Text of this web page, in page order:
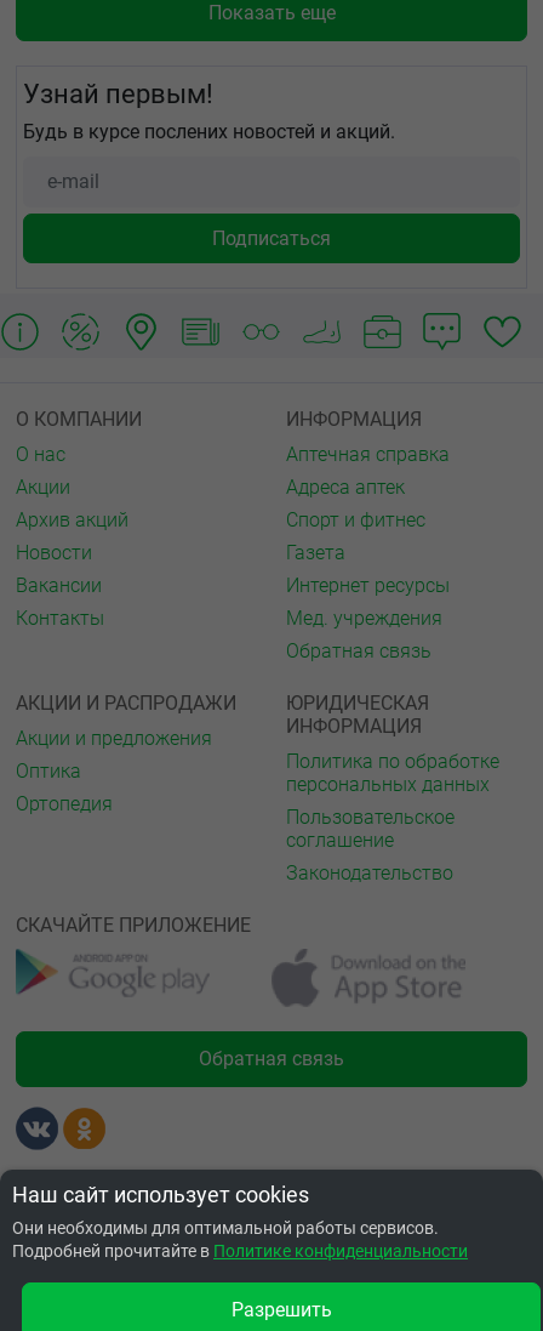
Показать еще
Узнай первым!
Будь в курсе послених новостей и акций.
О КОМПАНИИ
О нас
Акции
Архив акций
Новости
Вакансии
Контакты
ИНФОРМАЦИЯ
Аптечная справка
Адреса аптек
Спорт и фитнес
Газета
Интернет ресурсы
Мед. учреждения
Обратная связь
АКЦИИ И РАСПРОДАЖИ
Акции и предложения
Оптика
Ортопедия
ЮРИДИЧЕСКАЯ
ИНФОРМАЦИЯ
Политика по обработке
персональных данных
Пользовательское
соглашение
Законодательство
СКАЧАЙТЕ ПРИЛОЖЕНИЕ
Обратная связь
Лицензии
Наш сайт использует cookies
Они необходимы для оптимальной работы сервисов.
Подробней прочитайте в Политике конфиденциальности
Разрешить